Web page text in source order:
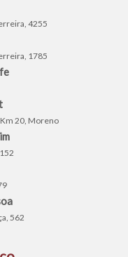
4255
1785
Km 20, Moreno
562